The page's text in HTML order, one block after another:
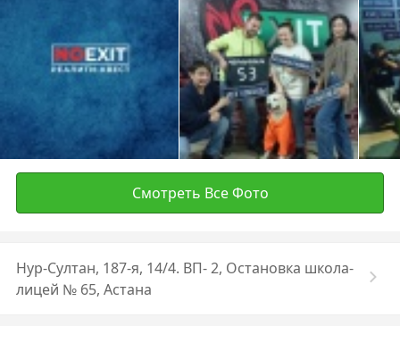
Смотреть Все Фото
Нур-Султан, 187-я, 14/4. ВП- 2, Остановка школа-
лицей № 65, Астана